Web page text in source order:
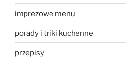
imprezowe menu
porady i triki kuchenne
przepisy